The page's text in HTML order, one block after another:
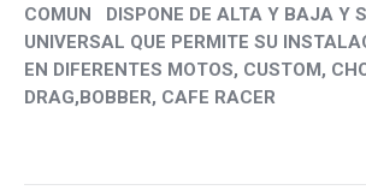
COMUN DISPONE DE ALTA Y BAJA Y
UNIVERSAL QUE PERMITE SU
EN DIFERENTES MOTOS, CUSTOM,
DRAG,BOBBER, CAFE RACER